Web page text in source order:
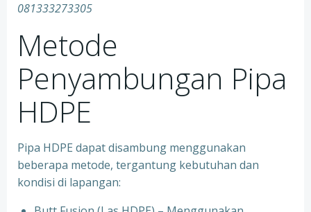
081333273305
Metode
Penyambungan Pipa
HDPE
Pipa HDPE dapat disambung menggunakan
beberapa metode, tergantung kebutuhan dan
kondisi di lapangan: